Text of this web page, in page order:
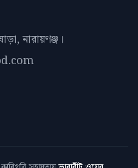
নারায়ণঞ্জ।